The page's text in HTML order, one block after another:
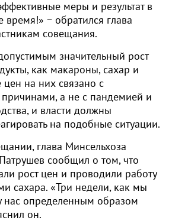
меры и результат в
− обратился глава
совещания.
значительный рост
как макароны, сахар и
на них связано с
а не с пандемией и
и власти должны
на подобные ситуации.
глава Минсельхоза
сообщил о том, что
рост цен и проводили работу
сахара. «Три недели, как мы
нас определенным образом
он.